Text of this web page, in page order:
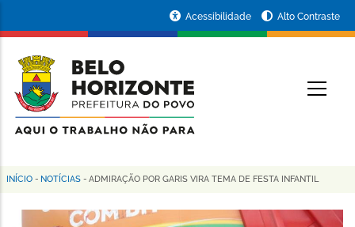
conteúdo
principal
da
Prefeitura
de
Horizonte
Acessibilidade Alto Contraste
Trilha
de
INÍCIO - NOTÍCIAS - ADMIRAÇÃO POR GARIS VIRA TEMA DE FESTA INFANTIL